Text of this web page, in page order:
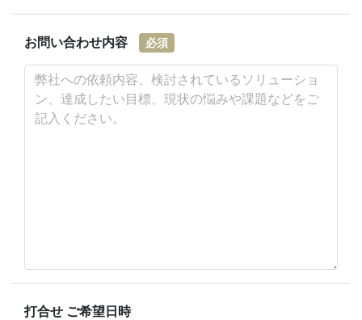
お問い合わせ内容 必須
打合せ ご希望日時